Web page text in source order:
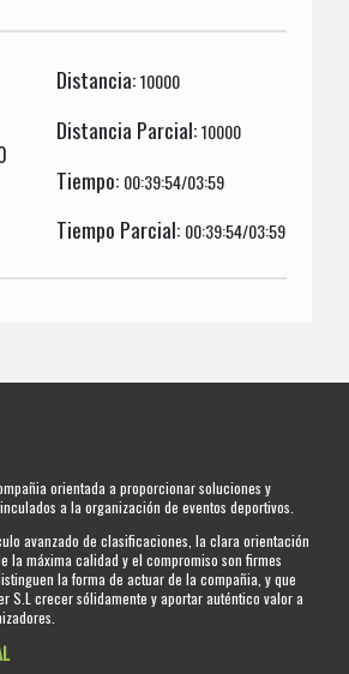
Distancia:10000
Distancia Parcial:10000
Tiempo: 00:39:54/03:59
Tiempo Parcial: 00:39:54/03:59
orientada a proporcionar soluciones y
a la organización de eventos deportivos.
avanzado de clasificaciones, la clara orientación
la máxima calidad y el compromiso son firmes
la forma de actuar de la compañia, y que
S.L crecer sólidamente y aportar auténtico valor a